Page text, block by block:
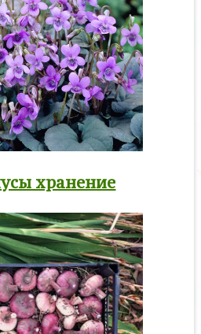
хранение